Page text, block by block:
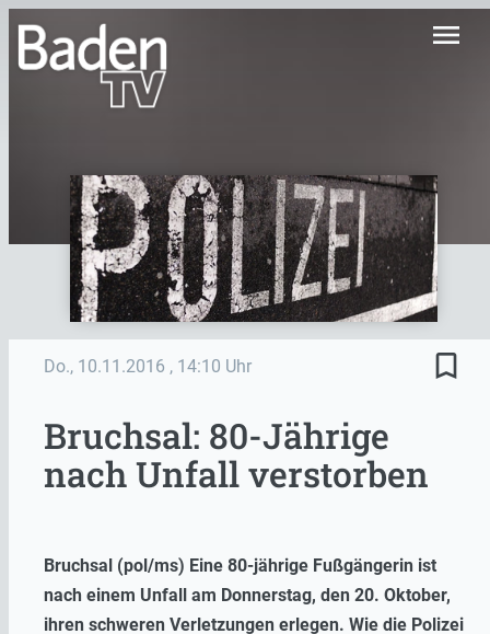
menu
Do., 10.11.2016 , 14:10 Uhr bookmark_border
Bruchsal: 80-Jährige
nach Unfall verstorben
Bruchsal (pol/ms) Eine 80-jährige Fußgängerin ist
nach einem Unfall am Donnerstag, den 20. Oktober,
ihren schweren Verletzungen erlegen. Wie die Polizei